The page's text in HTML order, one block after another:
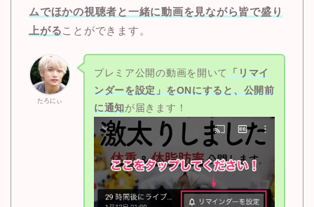
ムでほかの視聴者と一緒に動画を見ながら皆で盛り
上がることができます。
たろにぃ
プレミア公開の動画を開いて
「リマイ
ンダーを設定」をONにすると、公開前
に通知が届きます！